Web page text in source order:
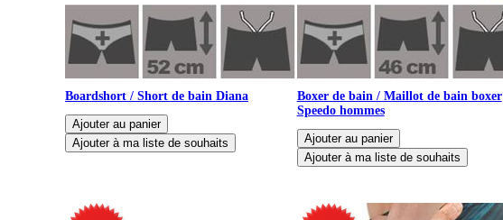
Boardshort / Short de bain Diana
Boxer de bain / Maillot de bain boxer
Speedo hommes